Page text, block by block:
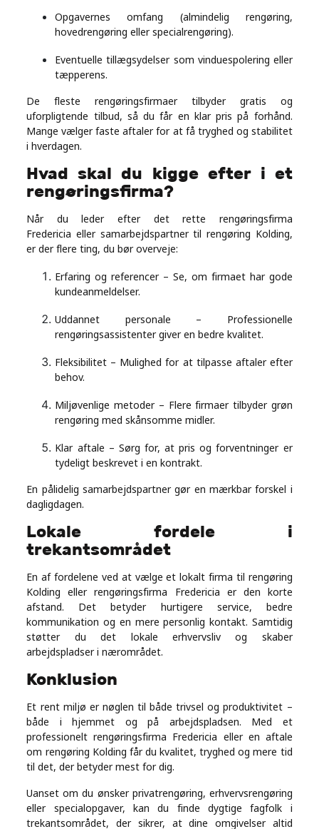
Opgavernes omfang (almindelig rengøring,
hovedrengøring eller specialrengøring).
Eventuelle tillægsydelser som vinduespolering eller
tæpperens.
De fleste rengøringsfirmaer tilbyder gratis og
uforpligtende tilbud, så du får en klar pris på forhånd.
Mange vælger faste aftaler for at få tryghed og stabilitet
i hverdagen.
Hvad skal du kigge efter i et
rengøringsfirma?
Når du leder efter det rette rengøringsfirma
Fredericia eller samarbejdspartner til rengøring Kolding,
er der flere ting, du bør overveje:
Erfaring og referencer – Se, om firmaet har gode
kundeanmeldelser.
Uddannet personale – Professionelle
rengøringsassistenter giver en bedre kvalitet.
Fleksibilitet – Mulighed for at tilpasse aftaler efter
behov.
Miljøvenlige metoder – Flere firmaer tilbyder grøn
rengøring med skånsomme midler.
Klar aftale – Sørg for, at pris og forventninger er
tydeligt beskrevet i en kontrakt.
En pålidelig samarbejdspartner gør en mærkbar forskel i
dagligdagen.
Lokale fordele i
trekantsområdet
En af fordelene ved at vælge et lokalt firma til rengøring
Kolding eller rengøringsfirma Fredericia er den korte
afstand. Det betyder hurtigere service, bedre
kommunikation og en mere personlig kontakt. Samtidig
støtter du det lokale erhvervsliv og skaber
arbejdspladser i nærområdet.
Konklusion
Et rent miljø er nøglen til både trivsel og produktivitet –
både i hjemmet og på arbejdspladsen. Med et
professionelt rengøringsfirma Fredericia eller en aftale
om rengøring Kolding får du kvalitet, tryghed og mere tid
til det, der betyder mest for dig.
Uanset om du ønsker privatrengøring, erhvervsrengøring
eller specialopgaver, kan du finde dygtige fagfolk i
trekantsområdet, der sikrer, at dine omgivelser altid